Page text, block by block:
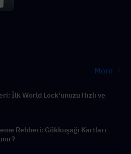
More
İlk World Lock'unuzu Hızlı ve
Rehberi: Gökkuşağı Kartları